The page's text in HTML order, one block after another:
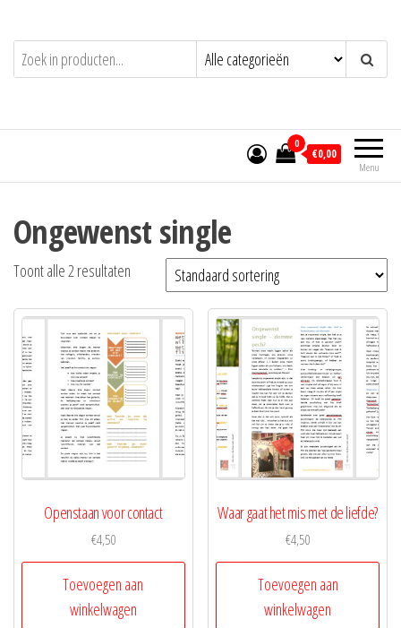
naar
Menu
0
€0,00
Ongewenst single
Toont alle 2 resultaten
Openstaan voor contact
€4,50
Toevoegen aan
winkelwagen
Waar gaat het mis met de liefde?
€4,50
Toevoegen aan
winkelwagen